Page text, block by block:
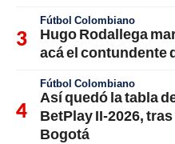
Fútbol Colombiano
Hugo Rodallega
acá el contundente
Fútbol Colombiano
Así quedó la tabla
BetPlay II-2026,
Bogotá